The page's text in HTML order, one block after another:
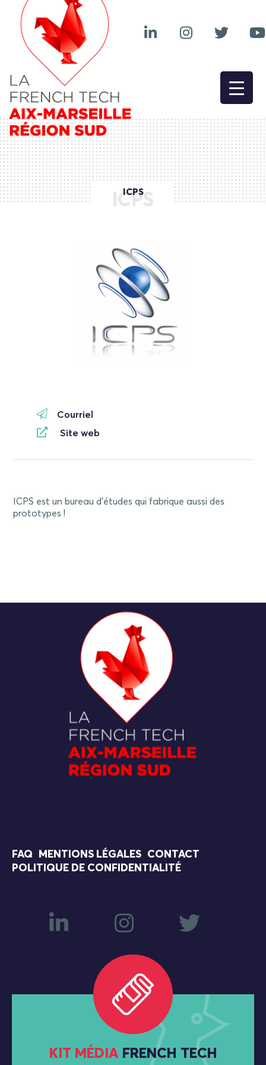
ICPS
ICPS
Courriel
Site web
ICPS est un bureau d’études qui fabrique aussi des
prototypes !
FAQ MENTIONS LÉGALES
CONTACT
POLITIQUE DE CONFIDENTIALITÉ
KIT MÉDIA FRENCH TECH